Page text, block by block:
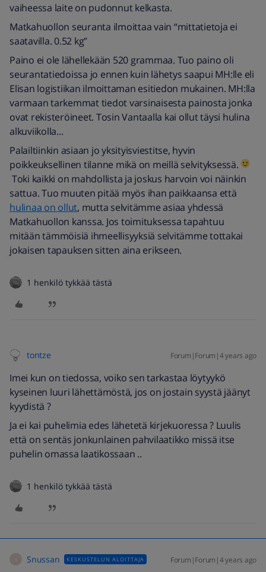
vaiheessa laite on pudonnut kelkasta.
Matkahuollon seuranta ilmoittaa vain “mittatietoja ei
saatavilla. 0.52 kg”
Paino ei ole lähellekään 520 grammaa. Tuo paino oli
seurantatiedoissa jo ennen kuin lähetys saapui MH:lle eli
Elisan logistiikan ilmoittaman esitiedon mukainen. MH:lla
varmaan tarkemmat tiedot varsinaisesta painosta jonka
ovat rekisteröineet. Tosin Vantaalla kai ollut täysi hulina
alkuviikolla...
Palailtiinkin asiaan jo yksityisviestitse, hyvin
poikkeuksellinen tilanne mikä on meillä selvityksessä.
Toki kaikki on mahdollista ja joskus harvoin voi näinkin
sattua. Tuo muuten pitää myös ihan paikkaansa että
hulinaa on ollut, mutta selvitämme asiaa yhdessä
Matkahuollon kanssa. Jos toimituksessa tapahtuu
mitään tämmöisiä ihmeellisyyksiä selvitämme tottakai
jokaisen tapauksen sitten aina erikseen.
1 henkilö tykkää tästä
tontze Forum|Forum|4 years ago
Imei kun on tiedossa, voiko sen tarkastaa löytyykö
kyseinen luuri lähettämöstä, jos on jostain syystä jäänyt
kyydistä ?
Ja ei kai puhelimia edes lähetetä kirjekuoressa ? Luulis
että on sentäs jonkunlainen pahvilaatikko missä itse
puhelin omassa laatikossaan ..
1 henkilö tykkää tästä
Snussan KESKUSTELUN ALOITTAJA Forum|Forum|4 years ago